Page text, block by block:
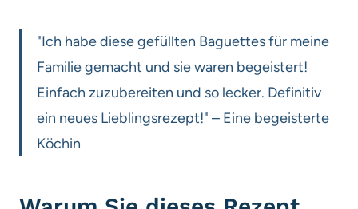
"Ich habe diese gefüllten Baguettes für meine
Familie gemacht und sie waren begeistert!
Einfach zuzubereiten und so lecker. Definitiv
ein neues Lieblingsrezept!" – Eine begeisterte
Köchin